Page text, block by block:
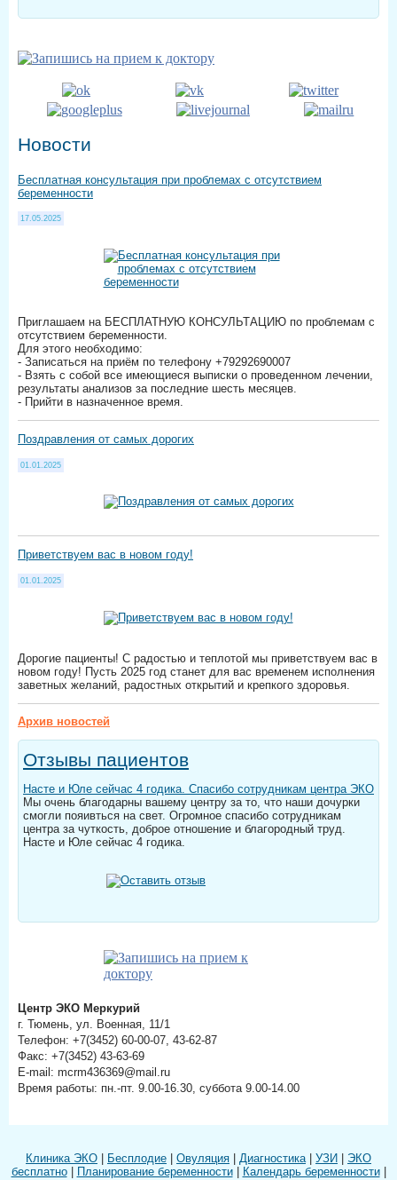
Новости
Бесплатная консультация при проблемах с отсутствием
беременности
17.05.2025
Приглашаем на БЕСПЛАТНУЮ КОНСУЛЬТАЦИЮ по проблемам с
отсутствием беременности.
Для этого необходимо:
- Записаться на приём по телефону +79292690007
- Взять с собой все имеющиеся выписки о проведенном лечении,
результаты анализов за последние шесть месяцев.
- Прийти в назначенное время.
Поздравления от самых дорогих
01.01.2025
Приветствуем вас в новом году!
01.01.2025
Дорогие пациенты! С радостью и теплотой мы приветствуем вас в
новом году! Пусть 2025 год станет для вас временем исполнения
заветных желаний, радостных открытий и крепкого здоровья.
Архив новостей
Отзывы пациентов
Насте и Юле сейчас 4 годика. Спасибо сотрудникам центра ЭКО
Мы очень благодарны вашему центру за то, что наши дочурки
смогли пояивться на свет. Огромное спасибо сотрудникам
центра за чуткость, доброе отношение и благородный труд.
Насте и Юле сейчас 4 годика.
Центр ЭКО Меркурий
г. Тюмень, ул. Военная, 11/1
Телефон: +7(3452) 60-00-07, 43-62-87
Факс: +7(3452) 43-63-69
E-mail: mcrm436369@mail.ru
Время работы: пн.-пт. 9.00-16.30, суббота 9.00-14.00
Клиника ЭКО | Бесплодие | Овуляция | Диагностика | УЗИ | ЭКО
бесплатно| Планирование беременности| Календарь беременности|